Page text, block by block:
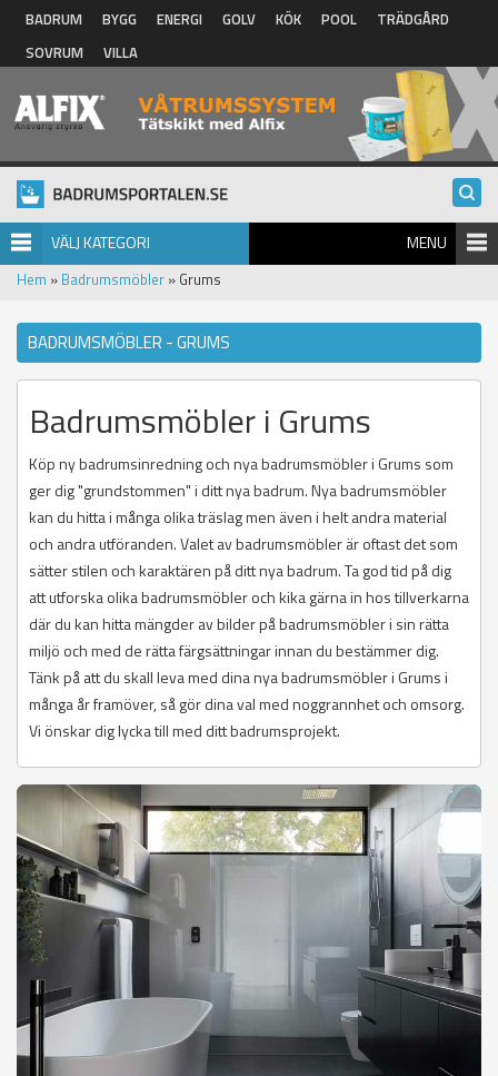
Hoppa till huvudinnehåll
BADRUM BYGG ENERGI GOLV KÖK POOL
TRÄDGÅRD
SOVRUM
VILLA
VÄLJ KATEGORI MENU
Hem » Badrumsmöbler » Grums
BADRUMSMÖBLER - GRUMS
Badrumsmöbler i Grums
Köp ny badrumsinredning och nya badrumsmöbler i Grums som
ger dig "grundstommen" i ditt nya badrum. Nya badrumsmöbler
kan du hitta i många olika träslag men även i helt andra material
och andra utföranden. Valet av badrumsmöbler är oftast det som
sätter stilen och karaktären på ditt nya badrum. Ta god tid på dig
att utforska olika badrumsmöbler och kika gärna in hos tillverkarna
där du kan hitta mängder av bilder på badrumsmöbler i sin rätta
miljö och med de rätta färgsättningar innan du bestämmer dig.
Tänk på att du skall leva med dina nya badrumsmöbler i Grums i
många år framöver, så gör dina val med noggrannhet och omsorg.
Vi önskar dig lycka till med ditt badrumsprojekt.